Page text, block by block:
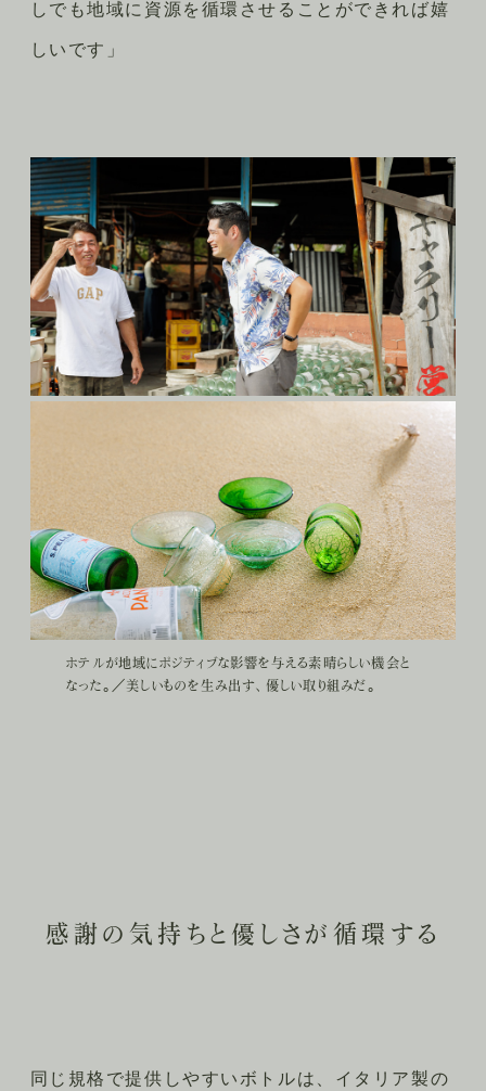
しでも地域に資源を循環させることができれば嬉
しいです」
ホテルが地域にポジティブな影響を与える素晴らしい機会と
なった。／美しいものを生み出す、優しい取り組みだ。
感謝の気持ちと優しさが循環する
同じ規格で提供しやすいボトルは、イタリア製の